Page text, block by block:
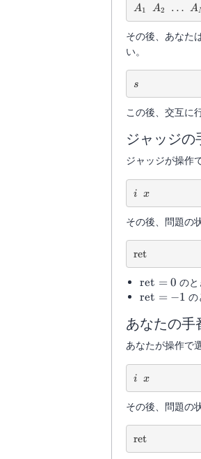
A_1
A1 A_2
A2 \ldots
… A
その後、あなた
い。
s
s
この後、交互に
ジャッジの
ジャッジが操作
ii x
x
その後、問題の
\mathrm{ret}
ret
= 0
ret = 0 のと
ret = −1 の
あなたの手
あなたが操作で
ii x
x
その後、問題の
\mathrm{ret}
ret